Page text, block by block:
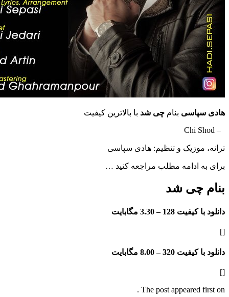
بنامچی شد با بالاترین کیفیت
و تنظیم: هادی سپاسی
ادامه مطلب مراجعه کنید …
چی شد
128 – 3.30 مگابایت
320 – 8.00 مگابایت
The post